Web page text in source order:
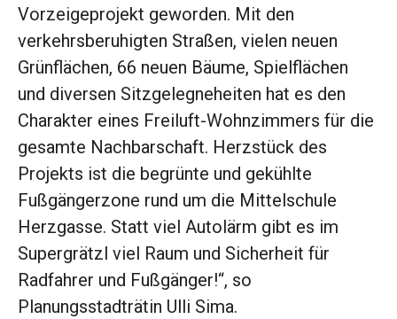
Vorzeigeprojekt geworden. Mit den
verkehrsberuhigten Straßen, vielen neuen
Grünflächen, 66 neuen Bäume, Spielflächen
und diversen Sitzgelegneheiten hat es den
Charakter eines Freiluft-Wohnzimmers für die
gesamte Nachbarschaft. Herzstück des
Projekts ist die begrünte und gekühlte
Fußgängerzone rund um die Mittelschule
Herzgasse. Statt viel Autolärm gibt es im
Supergrätzl viel Raum und Sicherheit für
Radfahrer und Fußgänger!“, so
Planungsstadträtin Ulli Sima.